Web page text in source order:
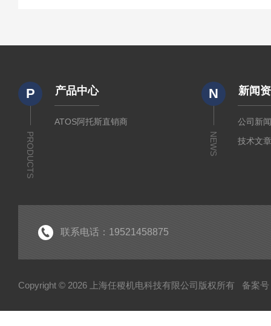
P
PRODUCTS
产品中心
ATOS阿托斯直销商
N
NEWS
新闻
公司新
技术文
联系电话：19521458875
Copyright © 2026 上海任稷机电科技有限公司版权所有 备案号